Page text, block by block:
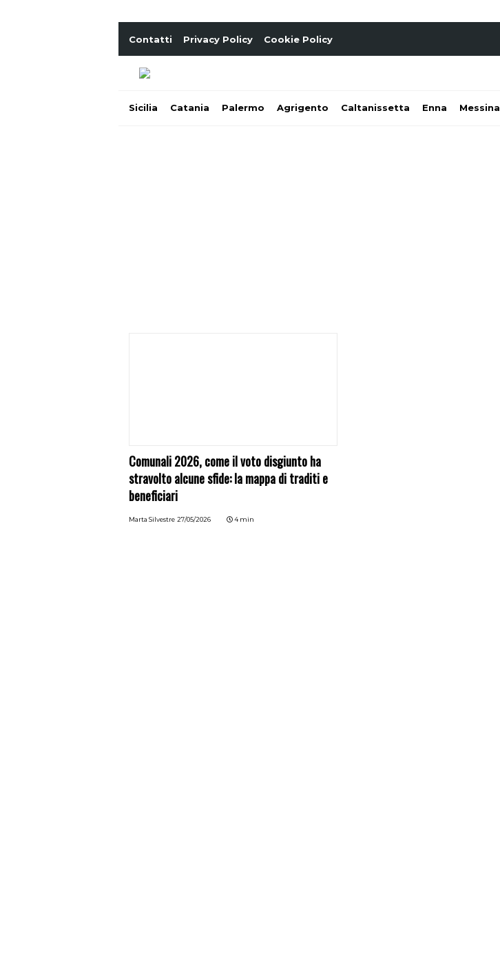
Contatti Privacy Policy Cookie Policy
Sicilia Catania Palermo Agrigento Caltanissetta Enna Messina
Comunali 2026, come il voto disgiunto ha
stravolto alcune sfide: la mappa di traditi e
beneficiari
Marta Silvestre 27/05/2026 4 min